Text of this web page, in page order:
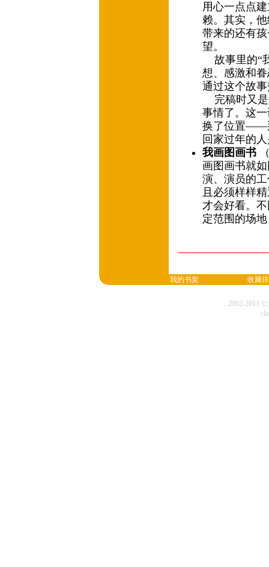
用心一点点
赖。其实，
带来的还有
望。
故事里的“
想、感激和
通过这个故
完稿时又是
事情了。这
换了位置——
回家过年的
我画图画书
画图画书就
演、演员的
且必须样样
才会好看。
定范围的场
我的书架 收藏
2002-2013